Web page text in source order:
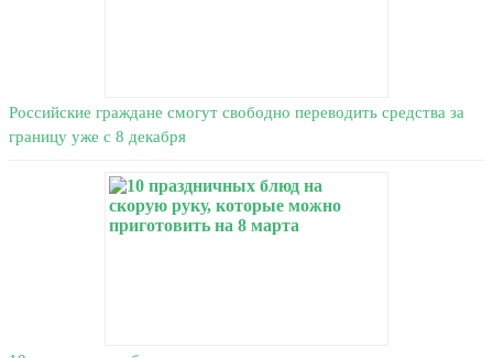
Российские граждане смогут свободно переводить средства за
границу уже с 8 декабря